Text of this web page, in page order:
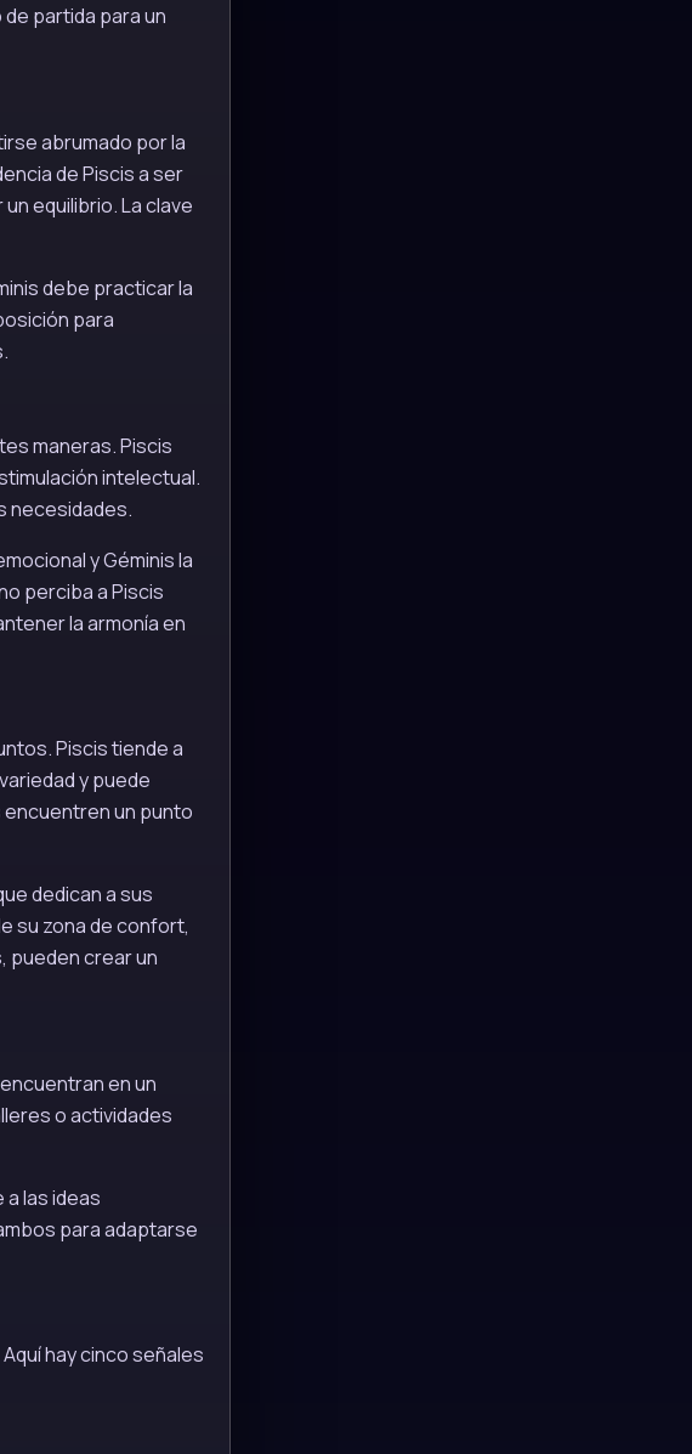
partida para un
abrumado por la
de Piscis a ser
equilibrio. La clave
debe practicar la
para
maneras. Piscis
intelectual.
necesidades.
y Géminis la
perciba a Piscis
la armonía en
Piscis tiende a
y puede
encuentren un punto
dedican a sus
su zona de confort,
pueden crear un
en un
o actividades
las ideas
para adaptarse
hay cinco señales